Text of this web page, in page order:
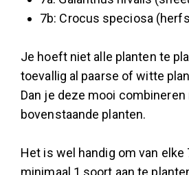
7b: Crocus speciosa
Je hoeft niet alle planten te
toevallig al paarse of witte
Dan je deze mooi combineren
bovenstaande planten.
Het is wel handig om van